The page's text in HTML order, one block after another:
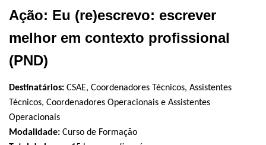
Ação: Eu (re)escrevo: escrever
melhor em contexto profissional
(PND)
Destinatários: CSAE, Coordenadores Técnicos, Assistentes
Técnicos, Coordenadores Operacionais e Assistentes
Operacionais
Modalidade: Curso de Formação